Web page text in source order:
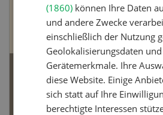
Bio-Artikel
(1860) können Ihre Daten
und andere Zwecke
einschließlich der Nutzung
Geolokalisierungsdaten und
Gerätemerkmale. Ihre
diese Website. Einige
sich statt auf Ihre
berechtigte Interessen